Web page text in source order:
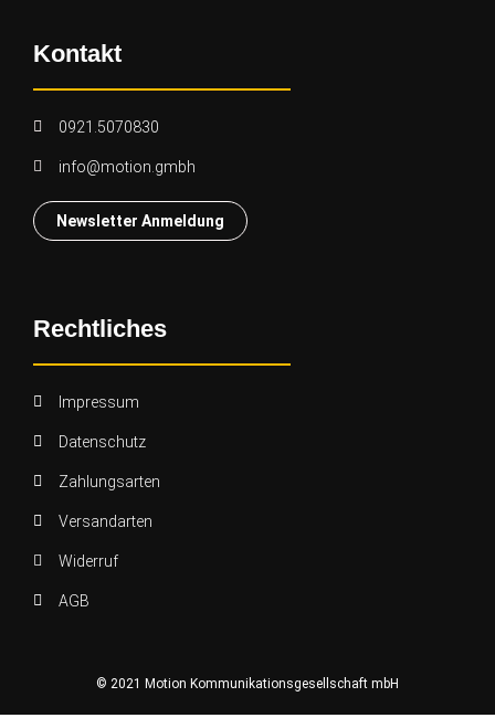
Kontakt
0921.5070830
info@motion.gmbh
Newsletter Anmeldung
Rechtliches
Impressum
Datenschutz
Zahlungsarten
Versandarten
Widerruf
AGB
© 2021 Motion Kommunikationsgesellschaft mbH